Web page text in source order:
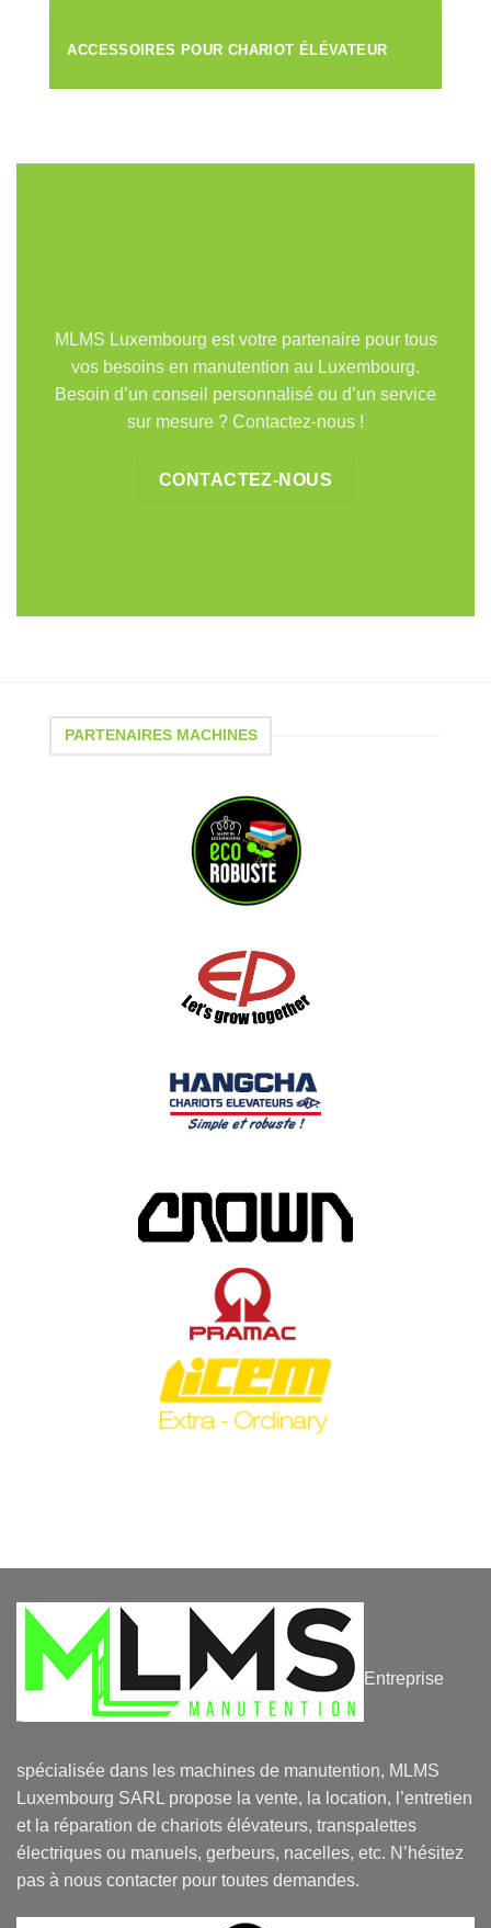
ACCESSOIRES POUR CHARIOT ÉLÉVATEUR
MLMS Luxembourg est votre partenaire pour tous
vos besoins en manutention au Luxembourg.
Besoin d’un conseil personnalisé ou d’un service
sur mesure ? Contactez-nous !
CONTACTEZ-NOUS
PARTENAIRES MACHINES
Entreprise
spécialisée dans les machines de manutention, MLMS
Luxembourg SARL propose la vente, la location, l’entretien
et la réparation de chariots élévateurs, transpalettes
électriques ou manuels, gerbeurs, nacelles, etc. N’hésitez
pas à nous contacter pour toutes demandes.